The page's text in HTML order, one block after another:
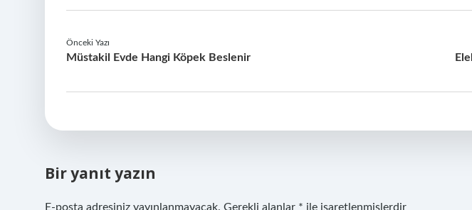
Önceki Yazı
Müstakil Evde Hangi Köpek Beslenir
Bir yanıt yazın
E-posta adresiniz yayınlanmayacak. Gerekli alanlar * ile işaretlenmişlerdir